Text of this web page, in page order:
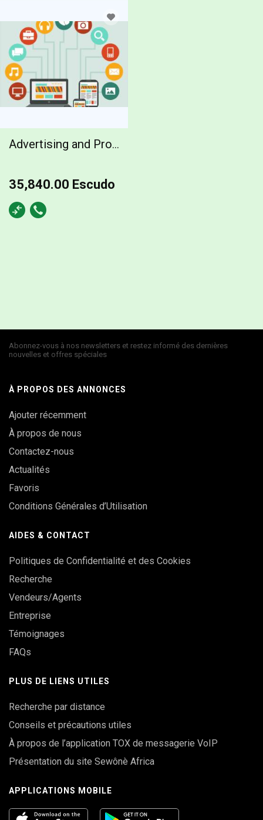
Advertising and Promotion company
35,840.00 Escudo
Abonnez-vous à nos newsletters et restez informé des dernières
nouvelles et offres spéciales
À PROPOS DES ANNONCES
Ajouter récemment
À propos de nous
Contactez-nous
Actualités
Favoris
Conditions Générales d’Utilisation
AIDES & CONTACT
Politiques de Confidentialité et des Cookies
Recherche
Vendeurs/Agents
Entreprise
Témoignages
FAQs
PLUS DE LIENS UTILES
Recherche par distance
Conseils et précautions utiles
À propos de l’application TOX de messagerie VoIP
Présentation du site Sewônè Africa
APPLICATIONS MOBILE